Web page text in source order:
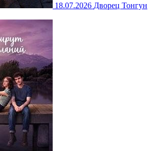
18.07.2026 Дворец Тонгун